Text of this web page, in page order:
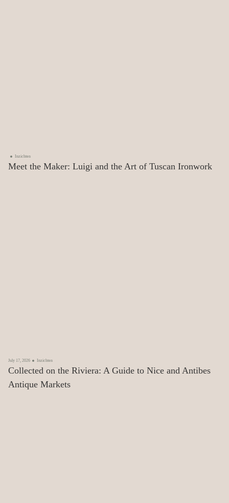
Meet the Maker: Luigi and the Art of Tuscan Ironwork
Inzichten
Collected on the Riviera: A Guide to Nice and Antibes
Antique Markets
July 17, 2026 Inzichten